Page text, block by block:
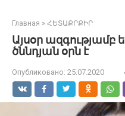
Главная » ՀԵՏԱՔՐՔԻՐ
Այսօր ազգությամբ
ծննդյան օրն է
Опубликовано: 25.07.2020